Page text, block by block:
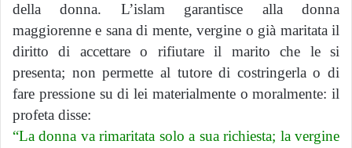
della donna. L’islam garantisce alla donna
maggiorenne e sana di mente, vergine o già maritata il
diritto di accettare o rifiutare il marito che le si
presenta; non permette al tutore di costringerla o di
fare pressione su di lei materialmente o moralmente: il
profeta disse:
“La donna va rimaritata solo a sua richiesta; la vergine